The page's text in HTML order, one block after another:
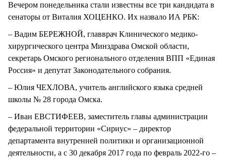
Вечером понедельника стали известны все три кандидата в
сенаторы от Виталия ХОЦЕНКО. Их назвало ИА РБК:
– Вадим БЕРЕЖНОЙ, главврач Клинического медико-
хирургического центра Минздрава Омской области,
секретарь Омского регионального отделения ВПП «Единая
Россия» и депутат Законодательного собрания.
– Юлия ЧЕХЛОВА, учитель английского языка средней
школы № 28 города Омска.
– Иван ЕВСТИФЕЕВ, заместитель главы администрации
федеральной территории «Сириус» – директор
департамента внутренней политики и организационной
деятельности, а с 30 декабря 2017 года по февраль 2022-го –